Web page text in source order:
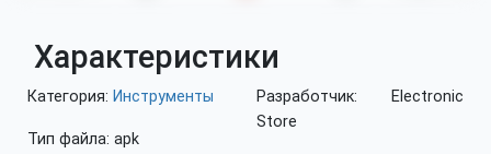
Характеристики
Категория: Инструменты
Тип файла: apk
Разработчик: Electronic
Store